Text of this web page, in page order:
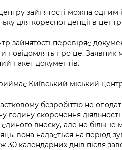
зайнятості можна одним
для кореспонденції в центрі
зайнятості перевіряє
повідомлять про це. Заявник
пакет документів.
Київський міський центр
безробіттю не
скорочення діяльності
внеску, але не більше
вона надається на період
30 календарних днів після